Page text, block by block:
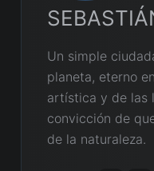
Un simple
planeta, eterno
artística y de las
convicción de
de la naturaleza.